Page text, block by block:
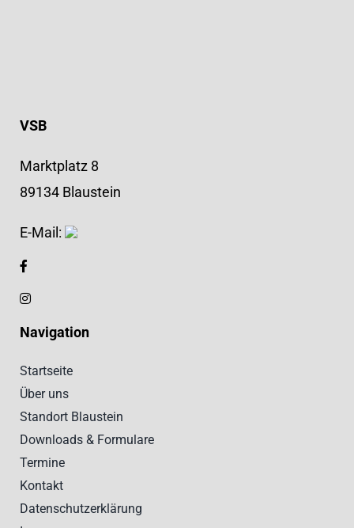
VSB
Marktplatz 8
89134 Blaustein
E-Mail:
Navigation
Startseite
Über uns
Standort Blaustein
Downloads & Formulare
Termine
Kontakt
Datenschutzerklärung